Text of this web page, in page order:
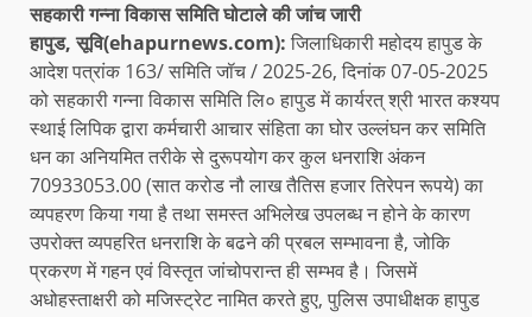
सहकारी गन्ना विकास समिति घोटाले की जांच जारी
हापुड, सूवि(ehapurnews.com): जिलाधिकारी महोदय हापुड के
आदेश पत्रांक 163/ समिति जॉच / 2025-26, दिनांक 07-05-2025
को सहकारी गन्ना विकास समिति लि० हापुड में कार्यरत् श्री भारत कश्यप
स्थाई लिपिक द्वारा कर्मचारी आचार संहिता का घोर उल्लंघन कर समिति
धन का अनियमित तरीके से दुरूपयोग कर कुल धनराशि अंकन
70933053.00 (सात करोड नौ लाख तैतिस हजार तिरेपन रूपये) का
व्यपहरण किया गया है तथा समस्त अभिलेख उपलब्ध न होने के कारण
उपरोक्त व्यपहरित धनराशि के बढने की प्रबल सम्भावना है, जोकि
प्रकरण में गहन एवं विस्तृत जांचोपरान्त ही सम्भव है। जिसमें
अधोहस्ताक्षरी को मजिस्ट्रेट नामित करते हुए, पुलिस उपाधीक्षक हापुड